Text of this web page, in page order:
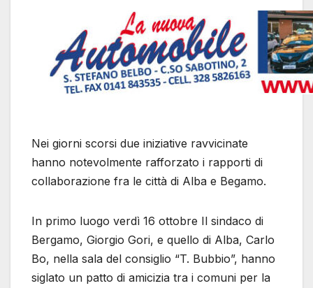
Nei giorni scorsi due iniziative ravvicinate
hanno notevolmente rafforzato i rapporti di
collaborazione fra le città di Alba e Begamo.
In primo luogo verdì 16 ottobre Il sindaco di
Bergamo, Giorgio Gori, e quello di Alba, Carlo
Bo, nella sala del consiglio “T. Bubbio”, hanno
siglato un patto di amicizia tra i comuni per la